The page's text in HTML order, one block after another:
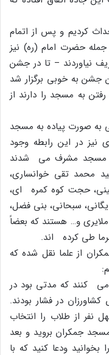
کردیم و پس از اتمام
حضرت امام (ره) نیز
نیاوردند – تا در جشن
جشن به خوبى برگزار شد
به مسجد را دارند از
به صورت پیاده به مسجد
در این رابطه وجود
به مسجد مشرف مى شدند
محمد تقى خوانسارى،
حجت کوه کمره اى،
سبحانى، بنى فضل،
و… هستند که بعضاً
طى کرده اند.
از علما نقل شده که
کنند که مدتى بود در
در فشار بودند.
از طلاب را انتخاب
جمکران بروید و بعد
ودعا کنید که با